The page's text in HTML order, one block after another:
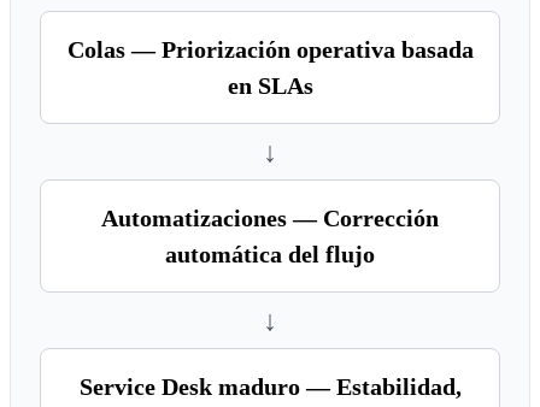
Colas — Priorización operativa basada
en SLAs
↓
Automatizaciones — Corrección
automática del flujo
↓
Service Desk maduro — Estabilidad,